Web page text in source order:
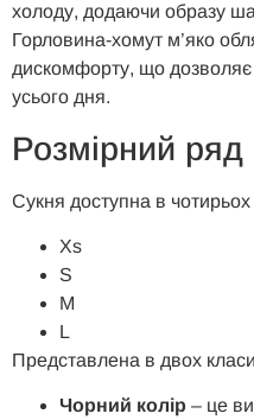
холоду, додаючи образу
Горловина-хомут м’яко
дискомфорту, що
усього дня.
Розмірний ряд
Сукня доступна в чотирьох
Xs
S
M
L
Представлена в двох
Чорний колір – це